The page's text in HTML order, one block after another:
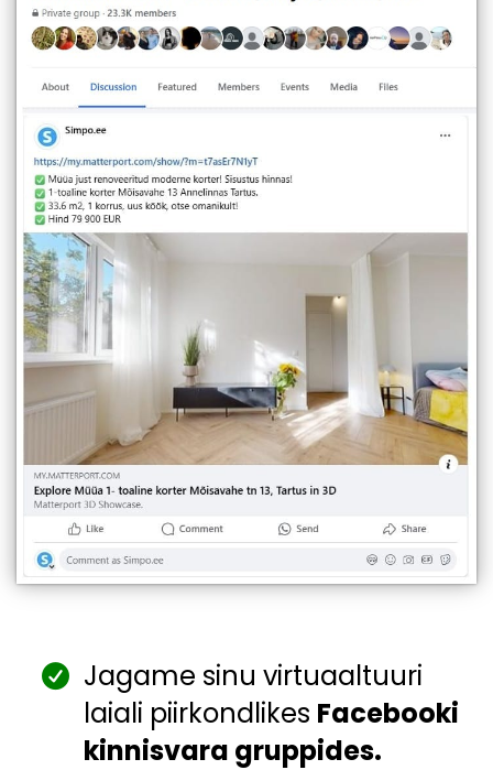
Jagame sinu virtuaaltuuri
laiali piirkondlikes Facebooki
kinnisvara gruppides.